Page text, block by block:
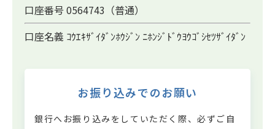
口座番号 0564743（普通）
口座名義 ｺｳｴｷｻﾞｲﾀﾞﾝﾎｳｼﾞﾝ ﾆﾎﾝｼﾞﾄﾞｳﾖｳｺﾞｼｾﾂｻﾞｲﾀﾞﾝ
お振り込みでのお願い
銀行へお振り込みをしていただく際、必ずご自